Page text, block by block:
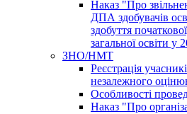
Наказ "Про
ДПА здобувачів
здобуття
загальної освіти у
ЗНО/НМТ
Реєстрація
незалежного
Особливості
Наказ "Про